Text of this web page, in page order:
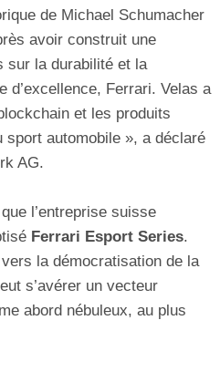
de Michael Schumacher
avoir construit une
sur la durabilité et la
d’excellence, Ferrari. Velas a
et les produits
automobile », a déclaré
AG.
l’entreprise suisse
Ferrari Esport Series.
la démocratisation de la
s’avérer un vecteur
abord nébuleux, au plus